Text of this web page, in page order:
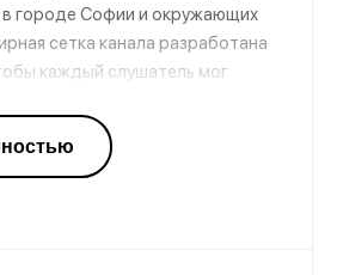
городе Софии и окружающих
сетка канала разработана
каждый слушатель мог
событиях, которые произошли в
и во всем мире. Музыкальное